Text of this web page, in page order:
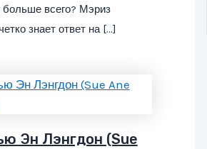
всего? Мэриз
знает ответ на […]
Эн Лэнгдон (Sue